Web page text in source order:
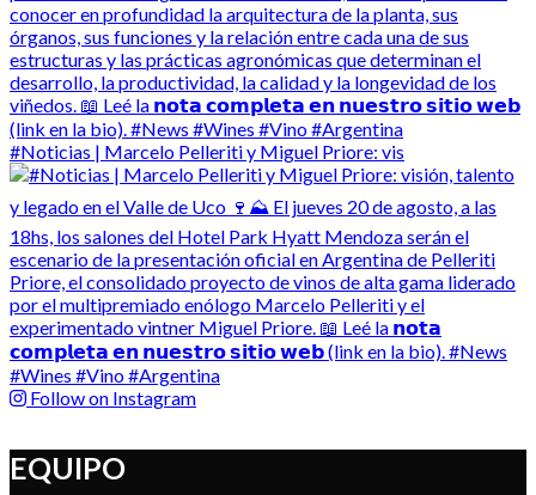
#Noticias | Marcelo Pelleriti y Miguel Priore: vis
Follow on Instagram
EQUIPO